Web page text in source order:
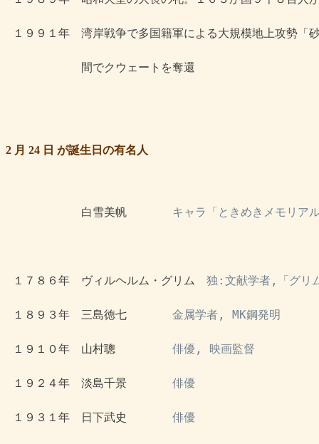
2 月 24 日 が誕生日の有名人
白雪美帆 キャラ「ときめきメモリア
１７８６年　ヴィルヘルム・グリム 独:文献学者,「グリ
１８９３年　三島徳七 金属学者, MK鋼発明
１９１０年　山村聰 俳優, 映画監督
１９２４年　淡島千景 俳優
１９３１年　日下武史 俳優